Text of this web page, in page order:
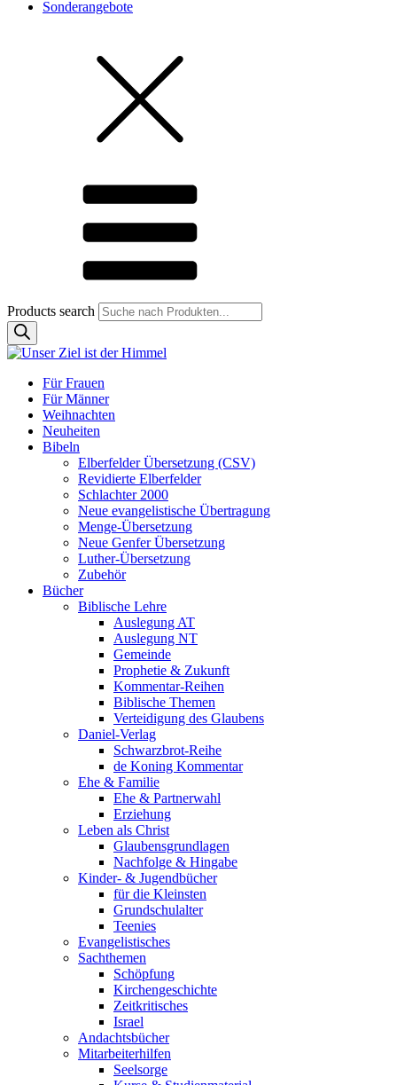
Sonderangebote
Products search
Für Frauen
Für Männer
Weihnachten
Neuheiten
Bibeln
Elberfelder Übersetzung (CSV)
Revidierte Elberfelder
Schlachter 2000
Neue evangelistische Übertragung
Menge-Übersetzung
Neue Genfer Übersetzung
Luther-Übersetzung
Zubehör
Bücher
Biblische Lehre
Auslegung AT
Auslegung NT
Gemeinde
Prophetie & Zukunft
Kommentar-Reihen
Biblische Themen
Verteidigung des Glaubens
Daniel-Verlag
Schwarzbrot-Reihe
de Koning Kommentar
Ehe & Familie
Ehe & Partnerwahl
Erziehung
Leben als Christ
Glaubensgrundlagen
Nachfolge & Hingabe
Kinder- & Jugendbücher
für die Kleinsten
Grundschulalter
Teenies
Evangelistisches
Sachthemen
Schöpfung
Kirchengeschichte
Zeitkritisches
Israel
Andachtsbücher
Mitarbeiterhilfen
Seelsorge